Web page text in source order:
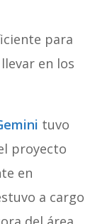
para
en los
tuvo
proyecto
en
a cargo